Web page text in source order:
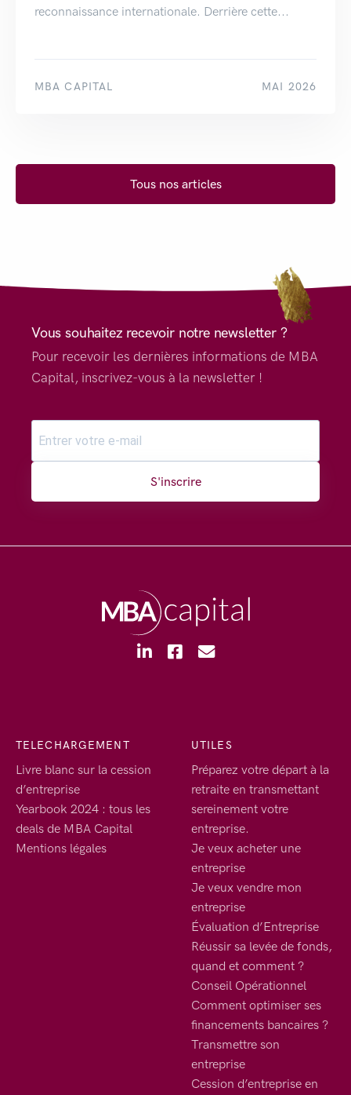
reconnaissance internationale. Derrière cette...
MBA CAPITAL MAI 2026
Tous nos articles
Vous souhaitez recevoir notre newsletter ?
Pour recevoir les dernières informations de MBA
Capital, inscrivez-vous à la newsletter !
S'inscrire
TELECHARGEMENT
Livre blanc sur la cession
d’entreprise
Yearbook 2024 : tous les
deals de MBA Capital
Mentions légales
UTILES
Préparez votre départ à la
retraite en transmettant
sereinement votre
entreprise.
Je veux acheter une
entreprise
Je veux vendre mon
entreprise
Évaluation d’Entreprise
Réussir sa levée de fonds,
quand et comment ?
Conseil Opérationnel
Comment optimiser ses
financements bancaires ?
Transmettre son
entreprise
Cession d’entreprise en